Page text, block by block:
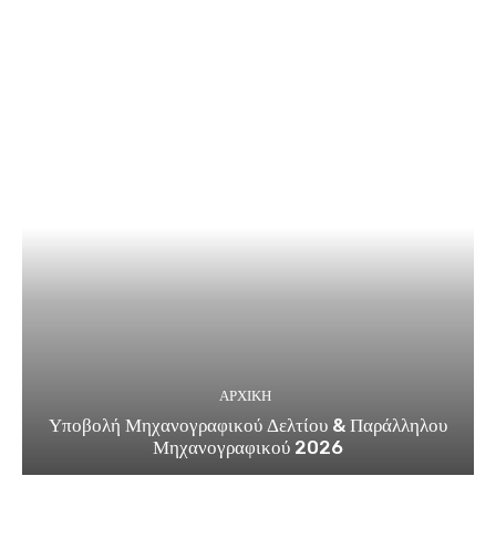
ΑΡΧΙΚΗ
Υποβολή Μηχανογραφικού Δελτίου & Παράλληλου
Μηχανογραφικού 2026